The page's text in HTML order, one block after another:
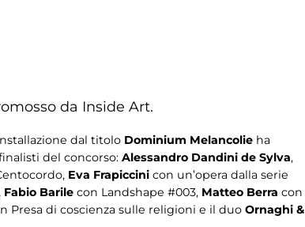
da Inside Art.
dal titolo Dominium Melancolie ha
del concorso: Alessandro Dandini de Sylva,
Eva Frapiccini con un’opera dalla serie
Fabio Barile con Landshape #003, Matteo Berra con
Presa di coscienza sulle religioni e il duo Ornaghi &